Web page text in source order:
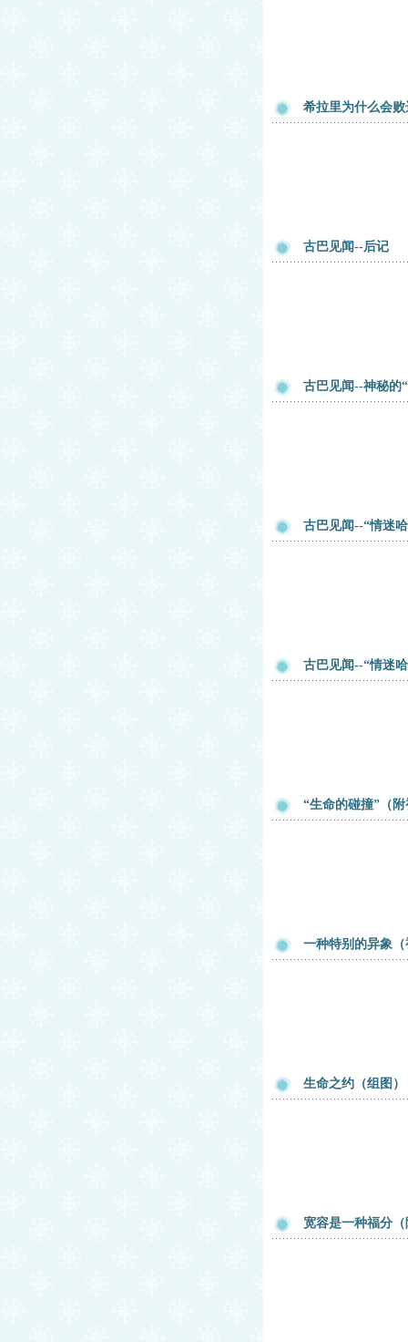
希拉里为什么会败
古巴见闻--后记
古巴见闻--神秘的
古巴见闻--“情迷
古巴见闻--“情迷
“生命的碰撞”（
一种特别的异象
生命之约（组图）
宽容是一种福分